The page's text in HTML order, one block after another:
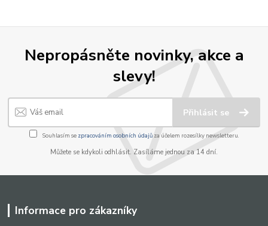
Nepropásněte novinky, akce a
slevy!
Přihlásit se
Souhlasím se zpracováním osobních údajůza účelem rozesílky newsletteru.
Můžete se kdykoli odhlásit. Zasíláme jednou za 14 dní.
Informace pro zákazníky